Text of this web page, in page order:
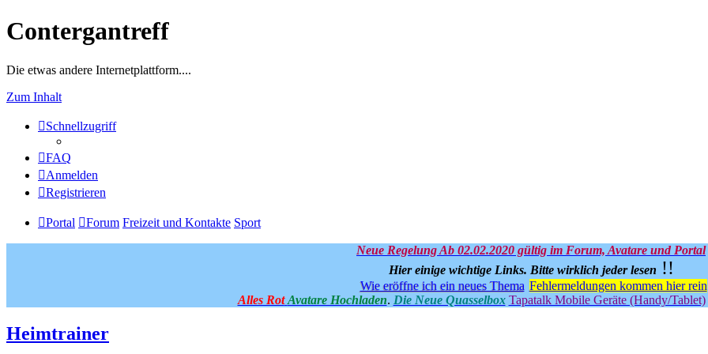
Contergantreff
Die etwas andere Internetplattform....
Zum Inhalt
Schnellzugriff
FAQ
Anmelden
Registrieren
Portal Forum Freizeit und Kontakte Sport
Neue Regelung Ab 02.02.2020 gültig im Forum, Avatare und Portal
Hier einige wichtige Links. Bitte wirklich jeder lesen !!
Wie eröffne ich ein neues Thema Fehlermeldungen kommen hier rein
Alles Rot Avatare Hochladen. Die Neue Quasselbox Tapatalk Mobile Geräte (Handy/Tablet)
Heimtrainer